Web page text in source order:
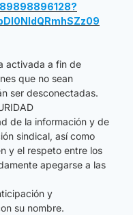
activada a fin de
que no sean
ser desconectadas.
de la información y de
sindical, así como
y el respeto entre los
apegarse a las
y
su nombre.